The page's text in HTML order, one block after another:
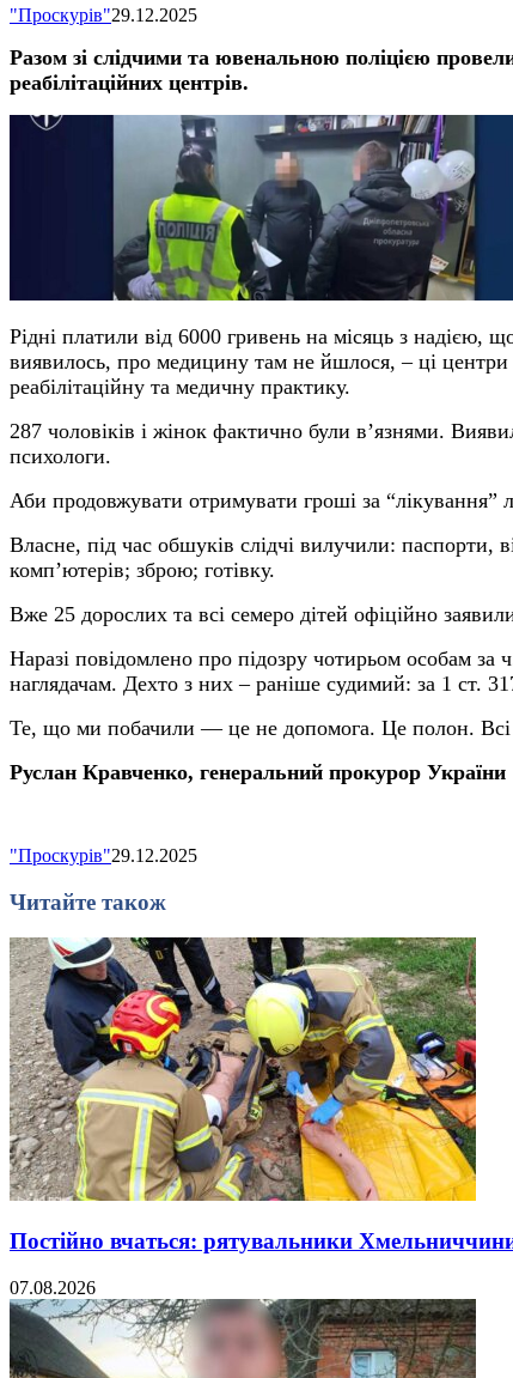
"Проскурів"29.12.2025
Разом зі слідчими та ювенальною поліцією
реабілітаційних центрів.
Рідні платили від 6000 гривень на місяць з надією,
виявилось, про медицину там не йшлося, – ці центри
реабілітаційну та медичну практику.
287 чоловіків і жінок фактично були в’язнями.
психологи.
Аби продовжувати отримувати гроші за
Власне, під час обшуків слідчі вилучили: паспорти,
комп’ютерів; зброю; готівку.
Вже 25 дорослих та всі семеро дітей офіційно
Наразі повідомлено про підозру чотирьом особам за
наглядачам. Дехто з них – раніше судимий: за 1 ст.
Те, що ми побачили — це не допомога. Це полон. Всі
Руслан Кравченко, генеральний прокурор України
"Проскурів"29.12.2025
Читайте також
Постійно вчаться: рятувальники
07.08.2026